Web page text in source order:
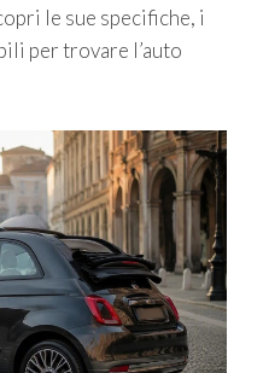
le sue specifiche, i
per trovare l’auto